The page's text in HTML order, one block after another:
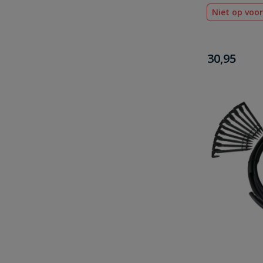
Niet op
€
30,95